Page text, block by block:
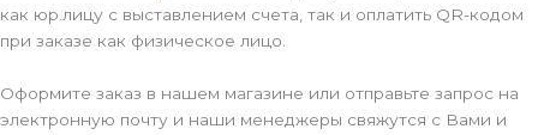
как юр.лицу с выставлением счета, так и оплатить QR-кодом
при заказе как физическое лицо.
Оформите заказ в нашем магазине или отправьте запрос на
электронную почту и наши менеджеры свяжутся с Вами и